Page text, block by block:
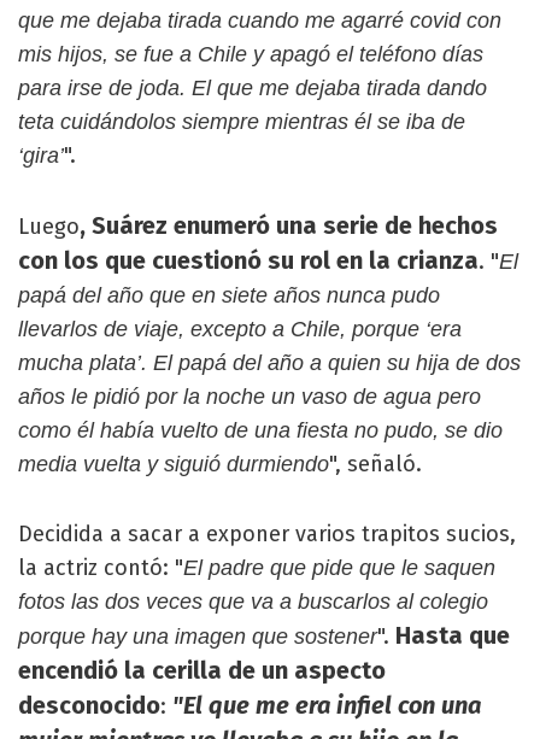
que me dejaba tirada cuando me agarré covid con
mis hijos, se fue a Chile y apagó el teléfono días
para irse de joda. El que me dejaba tirada dando
teta cuidándolos siempre mientras él se iba de
‘gira’".
Luego, Suárez enumeró una serie de hechos
con los que cuestionó su rol en la crianza. "El
papá del año que en siete años nunca pudo
llevarlos de viaje, excepto a Chile, porque ‘era
mucha plata’. El papá del año a quien su hija de dos
años le pidió por la noche un vaso de agua pero
como él había vuelto de una fiesta no pudo, se dio
media vuelta y siguió durmiendo", señaló.
Decidida a sacar a exponer varios trapitos sucios,
la actriz contó: "El padre que pide que le saquen
fotos las dos veces que va a buscarlos al colegio
porque hay una imagen que sostener". Hasta que
encendió la cerilla de un aspecto
desconocido: "El que me era infiel con una